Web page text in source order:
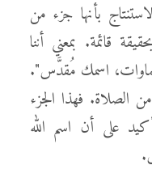
بأنها جزء من
قائمة. بمعني أننا
اسمك مُقدَّس".
فهذا الجزء
على أن اسم الله